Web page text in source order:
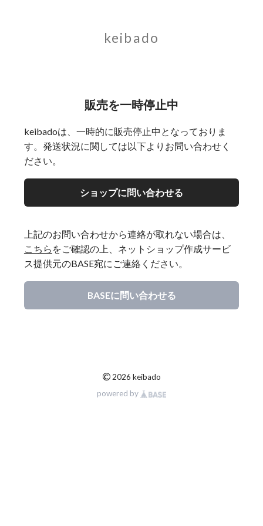
keibado
販売を一時停止中
keibadoは、一時的に販売停止中となっておりま
す。発送状況に関しては以下よりお問い合わせく
ださい。
ショップに問い合わせる
上記のお問い合わせから連絡が取れない場合は、
こちら をご確認の上、ネットショップ作成サービ
ス提供元のBASE宛にご連絡ください。
BASEに問い合わせる
© 2026 keibado
powered by